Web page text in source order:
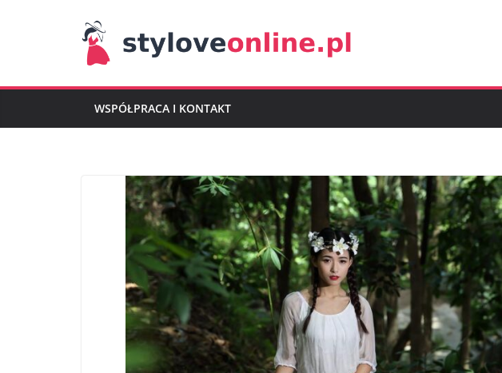
WSPÓŁPRACA I KONTAKT